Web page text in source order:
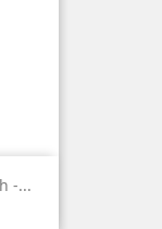
-...